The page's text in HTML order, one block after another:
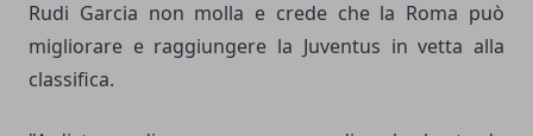
Rudi Garcia non molla e crede che la Roma può
migliorare e raggiungere la Juventus in vetta alla
classifica.